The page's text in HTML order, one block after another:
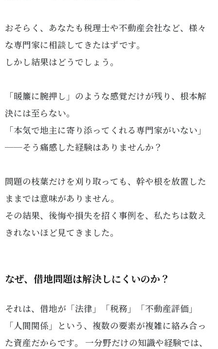
おそらく、あなたも税理士や不動産会社など、様々
な専門家に相談してきたはずです。
しかし結果はどうでしょう。
「暖簾に腕押し」のような感覚だけが残り、根本解
決には至らない。
「本気で地主に寄り添ってくれる専門家がいない」
──そう痛感した経験はありませんか？
問題の枝葉だけを刈り取っても、幹や根を放置した
ままでは意味がありません。
その結果、後悔や損失を招く事例を、私たちは数え
きれないほど見てきました。
なぜ、借地問題は解決しにくいのか？
それは、借地が「法律」「税務」「不動産評価」
「人間関係」という、複数の要素が複雑に絡み合っ
た資産だからです。 一分野だけの知識や経験では、